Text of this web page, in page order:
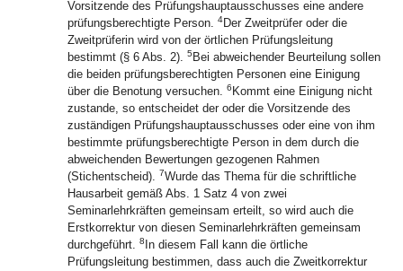
Vorsitzende des Prüfungshauptausschusses eine andere
prüfungsberechtigte Person. 4Der Zweitprüfer oder die
Zweitprüferin wird von der örtlichen Prüfungsleitung
bestimmt (§ 6 Abs. 2). 5 Bei abweichender Beurteilung sollen
die beiden prüfungsberechtigten Personen eine Einigung
über die Benotung versuchen. 6 Kommt eine Einigung nicht
zustande, so entscheidet der oder die Vorsitzende des
zuständigen Prüfungshauptausschusses oder eine von ihm
bestimmte prüfungsberechtigte Person in dem durch die
abweichenden Bewertungen gezogenen Rahmen
(Stichentscheid). 7Wurde das Thema für die schriftliche
Hausarbeit gemäß Abs. 1 Satz 4 von zwei
Seminarlehrkräften gemeinsam erteilt, so wird auch die
Erstkorrektur von diesen Seminarlehrkräften gemeinsam
durchgeführt. 8 In diesem Fall kann die örtliche
Prüfungsleitung bestimmen, dass auch die Zweitkorrektur